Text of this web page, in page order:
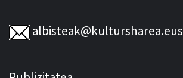
albisteak@kultursharea.eus